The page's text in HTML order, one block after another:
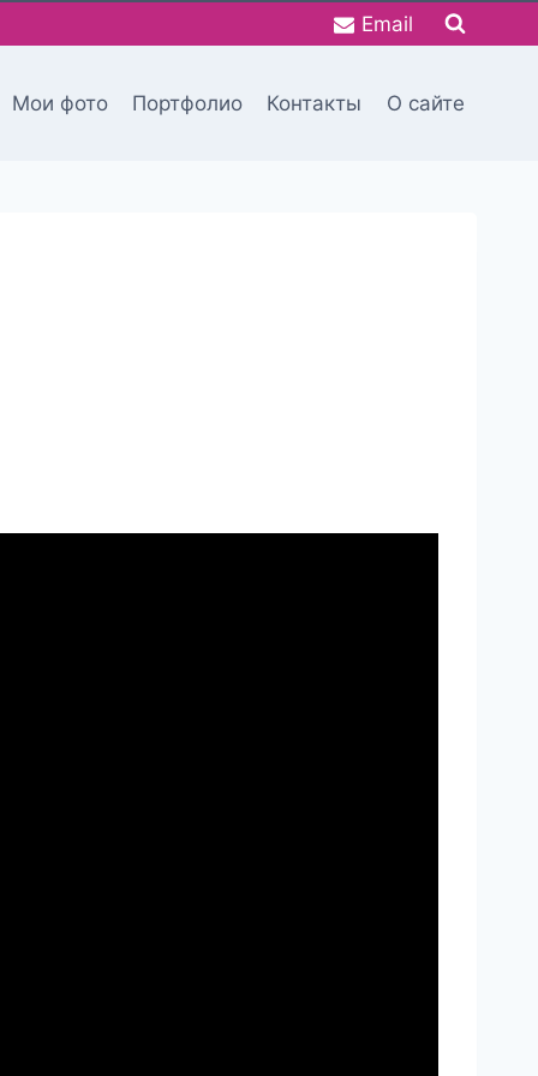
Email
Мои фото Портфолио Контакты О сайте